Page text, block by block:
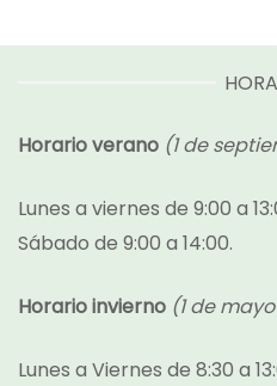
Horario verano (1 de
Lunes a viernes de 9:00 a
Sábado de 9:00 a 14:00.
Horario invierno (1 de
Lunes a Viernes de 8:30 a